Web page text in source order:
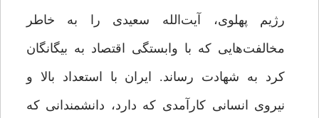
رژیم پهلوی، آیت‌الله سعیدی را به خاطر
مخالفت‌هایی که با وابستگی اقتصاد به بیگانگان
‌کرد به شهادت رساند. ایران با استعداد بالا و
نیروی انسانی کارآمدی که دارد، دانشمندانی که